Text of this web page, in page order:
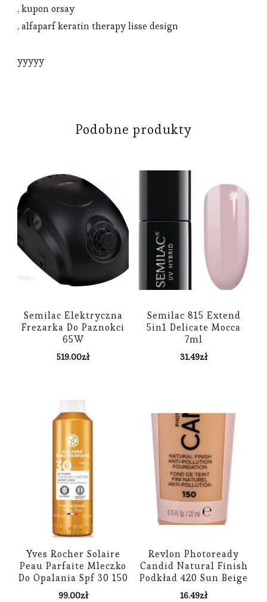
, kupon orsay
, alfaparf keratin therapy lisse design
yyyyy
Podobne produkty
Semilac Elektryczna
Frezarka Do Paznokci
65W
519.00zł
Semilac 815 Extend
5in1 Delicate Mocca
7ml
31.49zł
Yves Rocher Solaire
Peau Parfaite Mleczko
Do Opalania Spf 30 150
Ml
99.00zł
Revlon Photoready
Candid Natural Finish
Podkład 420 Sun Beige
22 Ml
16.49zł